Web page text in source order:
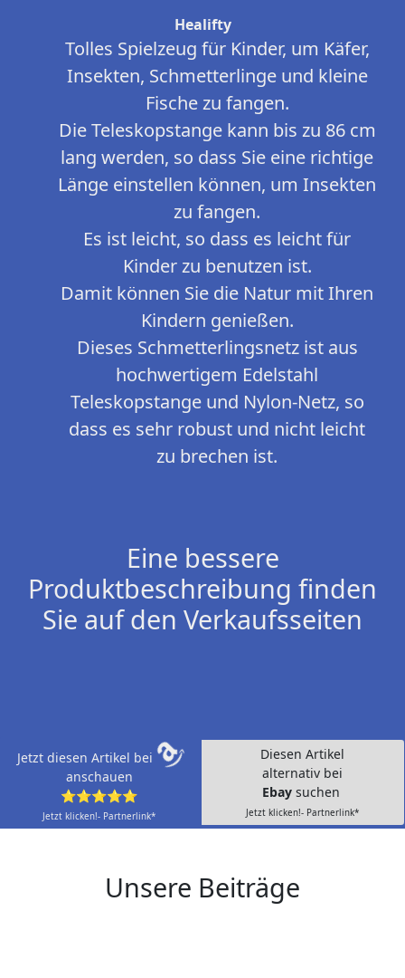
Healifty
Tolles Spielzeug für Kinder, um Käfer,
Insekten, Schmetterlinge und kleine
Fische zu fangen.
Die Teleskopstange kann bis zu 86 cm
lang werden, so dass Sie eine richtige
Länge einstellen können, um Insekten
zu fangen.
Es ist leicht, so dass es leicht für
Kinder zu benutzen ist.
Damit können Sie die Natur mit Ihren
Kindern genießen.
Dieses Schmetterlingsnetz ist aus
hochwertigem Edelstahl
Teleskopstange und Nylon-Netz, so
dass es sehr robust und nicht leicht
zu brechen ist.
Eine bessere
Produktbeschreibung finden
Sie auf den Verkaufsseiten
Jetzt diesen Artikel bei
anschauen
⭐⭐⭐⭐⭐
Jetzt klicken!- Partnerlink*
Diesen Artikel
alternativ bei
Ebay suchen
Jetzt klicken!- Partnerlink*
Unsere Beiträge